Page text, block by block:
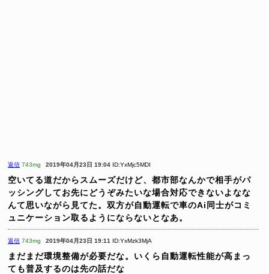
返信 743mg 2019年04月23日 19:04 ID:YxMjc5MDI
空いてる道だからスムーズだけど、都市部なんかで相手がパ
ッシングしてお先にどうぞみたいな場合対応できないよなな
んて思いながら見てた。双方が自動運転で車のAi同士がコミ
ュニケーション取るようにならないとなあ。
返信 743mg 2019年04月23日 19:11 ID:YxMzk3MjA
まだまだ環境整備が必要だな。いくら自動運転性能が高まっ
ても普及するのは先の話だな